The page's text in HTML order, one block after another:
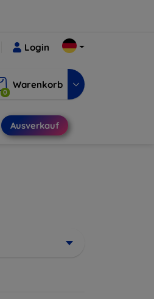
Login
0
Warenkorb
Ausverkauf